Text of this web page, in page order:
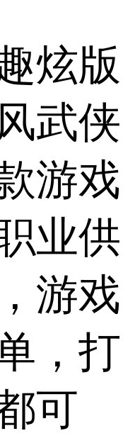
炫版
武侠
游戏
业供
游戏
，打
可